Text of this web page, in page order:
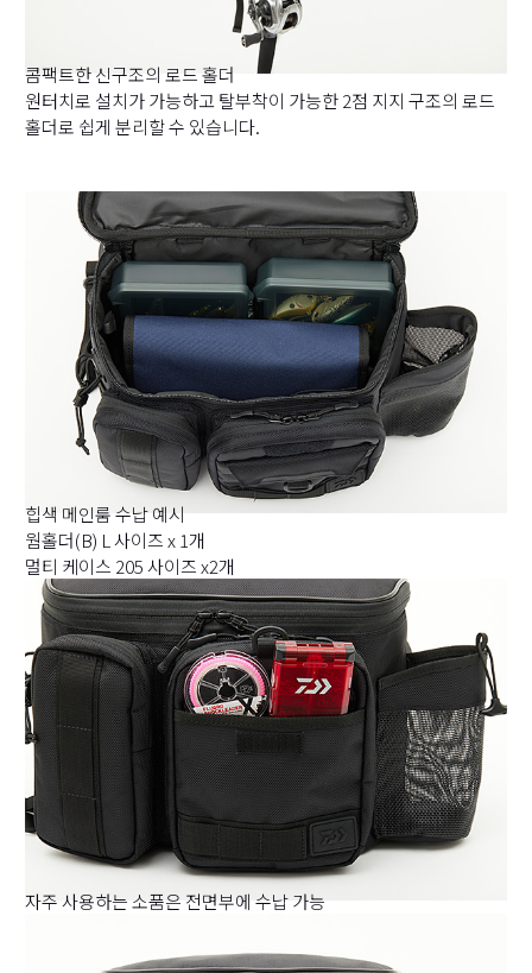
콤팩트한 신구조의 로드 홀더
원터치로 설치가 가능하고 탈부착이 가능한 2점 지지 구조의 로드
홀더로 쉽게 분리할 수 있습니다.
힙색 메인룸 수납 예시
웜홀더(B) L 사이즈 x 1개
멀티 케이스 205 사이즈 x2개
자주 사용하는 소품은 전면부에 수납 가능